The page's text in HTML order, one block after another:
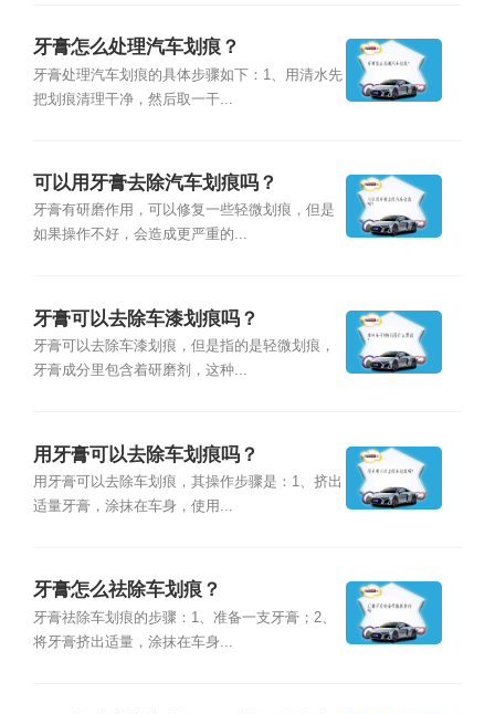
牙膏怎么处理汽车划痕？
牙膏处理汽车划痕的具体步骤如下：1、用清水先
把划痕清理干净，然后取一干...
可以用牙膏去除汽车划痕吗？
牙膏有研磨作用，可以修复一些轻微划痕，但是
如果操作不好，会造成更严重的...
牙膏可以去除车漆划痕吗？
牙膏可以去除车漆划痕，但是指的是轻微划痕，
牙膏成分里包含着研磨剂，这种...
用牙膏可以去除车划痕吗？
用牙膏可以去除车划痕，其操作步骤是：1、挤出
适量牙膏，涂抹在车身，使用...
牙膏怎么祛除车划痕？
牙膏祛除车划痕的步骤：1、准备一支牙膏；2、
将牙膏挤出适量，涂抹在车身...